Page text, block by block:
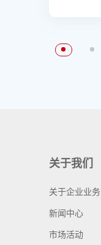
关于我们
关于企业业务
新闻中心
市场活动